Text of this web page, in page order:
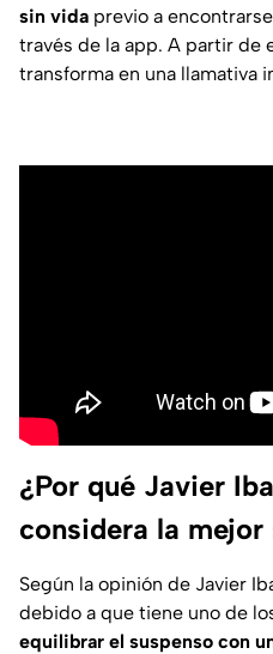
sin vida previo a
través de la app. A partir de
transforma en una llamativa
¿Por qué Javier
considera la mejor
Según la opinión de Javier
debido a que tiene uno de
equilibrar el suspenso con